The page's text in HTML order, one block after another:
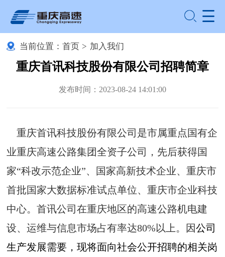
当前位置： 首页 > 加入我们
重庆首讯科技股份有限公司招聘简章
发布时间：2023-08-24 14:01:00
重庆首讯科技股份有限公司是市属重点国有企
业重庆高速公路集团全资子公司，先后获得国
家“科改示范企业”、国家高新技术企业、重庆市
首批国家大数据标准试点单位、重庆市企业科技
中心。首讯公司在重庆地区的高速公路机电建
设、运维与信息市场占有率达80%以上。因公司
生产发展需要，现将面向社会公开招聘的相关岗